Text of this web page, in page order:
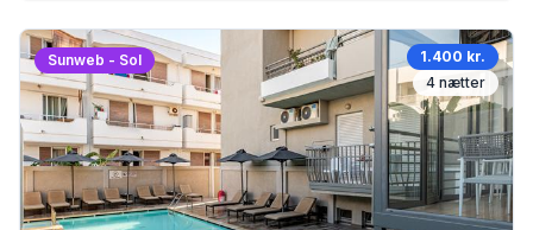
Sunweb - Sol
1.400 kr.
4 nætter